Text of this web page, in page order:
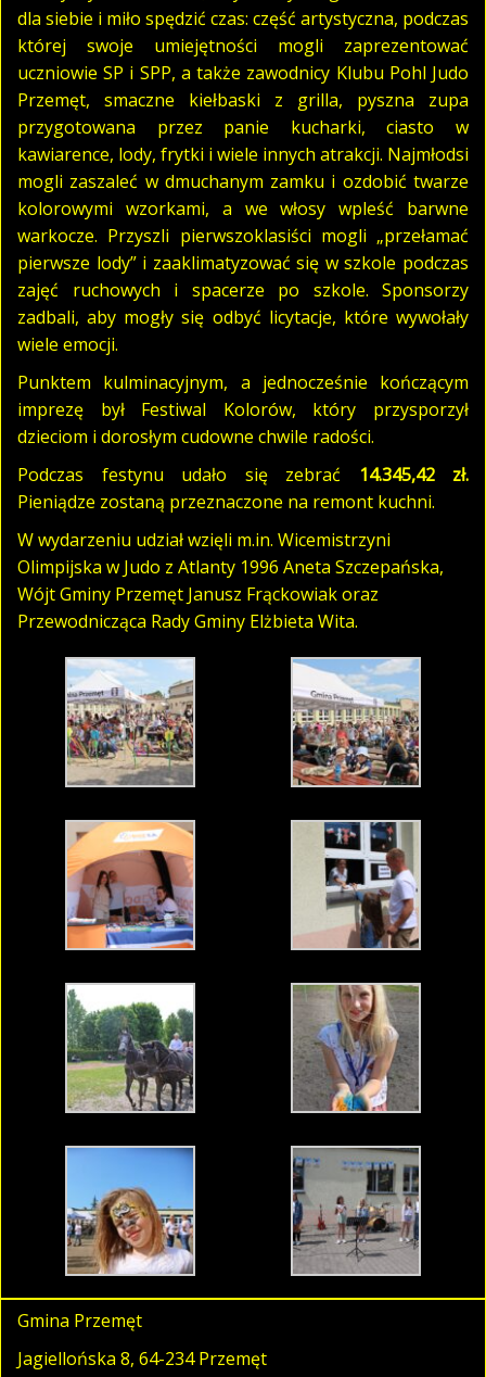
dla siebie i miło spędzić czas: część artystyczna, podczas
której swoje umiejętności mogli zaprezentować
uczniowie SP i SPP, a także zawodnicy Klubu Pohl Judo
Przemęt, smaczne kiełbaski z grilla, pyszna zupa
przygotowana przez panie kucharki, ciasto w
kawiarence, lody, frytki i wiele innych atrakcji. Najmłodsi
mogli zaszaleć w dmuchanym zamku i ozdobić twarze
kolorowymi wzorkami, a we włosy wpleść barwne
warkocze. Przyszli pierwszoklasiści mogli „przełamać
pierwsze lody” i zaaklimatyzować się w szkole podczas
zajęć ruchowych i spacerze po szkole. Sponsorzy
zadbali, aby mogły się odbyć licytacje, które wywołały
wiele emocji.
Punktem kulminacyjnym, a jednocześnie kończącym
imprezę był Festiwal Kolorów, który przysporzył
dzieciom i dorosłym cudowne chwile radości.
Podczas festynu udało się zebrać 14.345,42
zł.
Pieniądze zostaną przeznaczone na remont kuchni.
W wydarzeniu udział wzięli m.in. Wicemistrzyni
Olimpijska w Judo z Atlanty 1996 Aneta Szczepańska,
Wójt Gminy Przemęt Janusz Frąckowiak oraz
Przewodnicząca Rady Gminy Elżbieta Wita.
Gmina Przemęt
Jagiellońska 8, 64-234 Przemęt